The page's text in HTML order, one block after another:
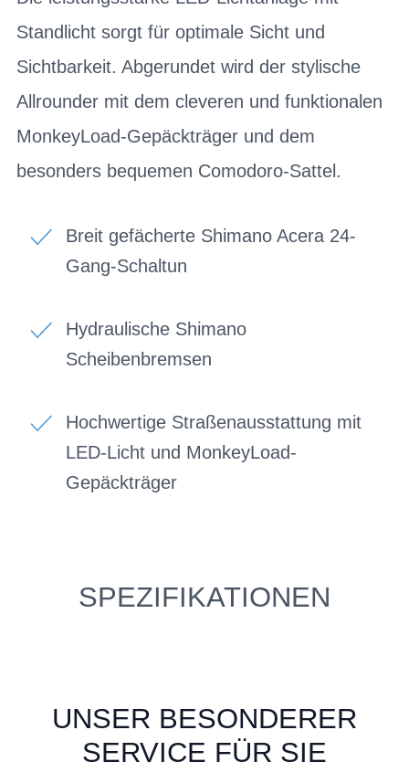
Standlicht sorgt für optimale Sicht und
Sichtbarkeit. Abgerundet wird der stylische
Allrounder mit dem cleveren und funktionalen
MonkeyLoad-Gepäckträger und dem
besonders bequemen Comodoro-Sattel.
Breit gefächerte Shimano Acera 24-
Gang-Schaltun
Hydraulische Shimano
Scheibenbremsen
Hochwertige Straßenausstattung mit
LED-Licht und MonkeyLoad-
Gepäckträger
SPEZIFIKATIONEN
UNSER BESONDERER
SERVICE FÜR SIE